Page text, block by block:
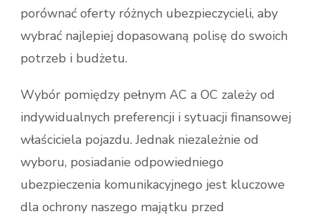
porównać oferty różnych ubezpieczycieli, aby
wybrać najlepiej dopasowaną polisę do swoich
potrzeb i budżetu.
Wybór pomiędzy pełnym AC a OC zależy od
indywidualnych preferencji i sytuacji finansowej
właściciela pojazdu. Jednak niezależnie od
wyboru, posiadanie odpowiedniego
ubezpieczenia komunikacyjnego jest kluczowe
dla ochrony naszego majątku przed